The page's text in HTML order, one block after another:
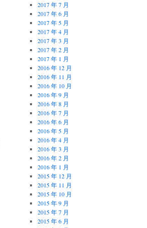
2017 年 7 月
2017 年 6 月
2017 年 5 月
2017 年 4 月
2017 年 3 月
2017 年 2 月
2017 年 1 月
2016 年 12 月
2016 年 11 月
2016 年 10 月
2016 年 9 月
2016 年 8 月
2016 年 7 月
2016 年 6 月
2016 年 5 月
2016 年 4 月
2016 年 3 月
2016 年 2 月
2016 年 1 月
2015 年 12 月
2015 年 11 月
2015 年 10 月
2015 年 9 月
2015 年 7 月
2015 年 6 月